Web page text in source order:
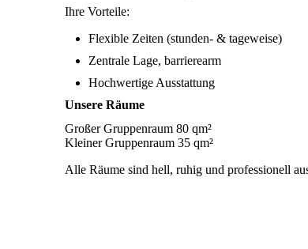
Ihre Vorteile:
Flexible Zeiten (stunden- & tageweise)
Zentrale Lage, barrierearm
Hochwertige Ausstattung
Unsere Räume
Großer Gruppenraum 80 qm²
Kleiner Gruppenraum 35 qm²
Alle Räume sind hell, ruhig und professionell